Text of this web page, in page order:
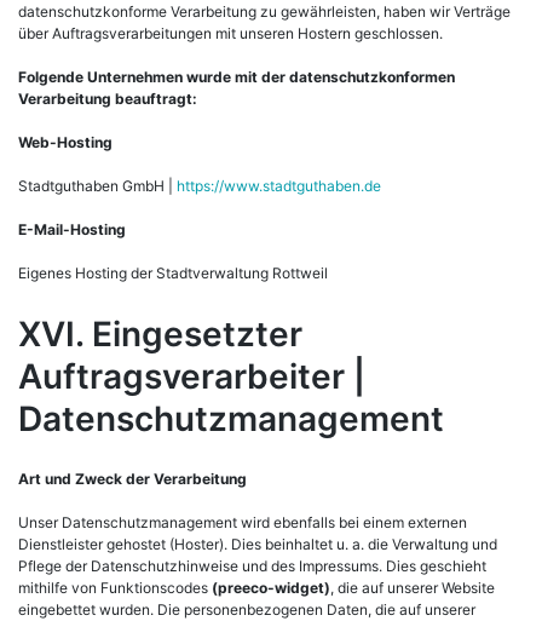
datenschutzkonforme Verarbeitung zu gewährleisten, haben wir Verträge
über Auftragsverarbeitungen mit unseren Hostern geschlossen.
Folgende Unternehmen wurde mit der datenschutzkonformen
Verarbeitung beauftragt:
Web-Hosting
Stadtguthaben GmbH | https://www.stadtguthaben.de
E-Mail-Hosting
Eigenes Hosting der Stadtverwaltung Rottweil
XVI. Eingesetzter
Auftragsverarbeiter |
Datenschutzmanagement
Art und Zweck der Verarbeitung
Unser Datenschutzmanagement wird ebenfalls bei einem externen
Dienstleister gehostet (Hoster). Dies beinhaltet u. a. die Verwaltung und
Pflege der Datenschutzhinweise und des Impressums. Dies geschieht
mithilfe von Funktionscodes (preeco-widget), die auf unserer Website
eingebettet wurden. Die personenbezogenen Daten, die auf unserer